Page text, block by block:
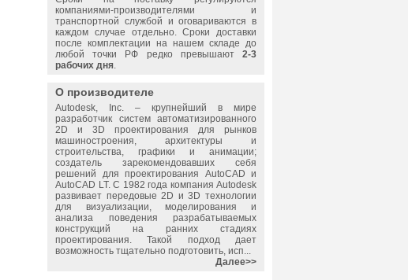
компаниями-производителями и
транспортной службой и оговариваются в
каждом случае отдельно. Сроки доставки
после комплектации на нашем складе до
любой точки РФ редко превышают 2-3
рабочих дня.
О производителе
Autodesk, Inc. – крупнейший в мире
разработчик систем автоматизированного
2D и 3D проектирования для рынков
машиностроения, архитектуры и
строительства, графики и анимации;
создатель зарекомендовавших себя
решений для проектирования AutoCAD и
AutoCAD LT. С 1982 года компания Autodesk
развивает передовые 2D и 3D технологии
для визуализации, моделирования и
анализа поведения разрабатываемых
конструкций на ранних стадиях
проектирования. Такой подход дает
возможность тщательно подготовить, исп...
Далее>>